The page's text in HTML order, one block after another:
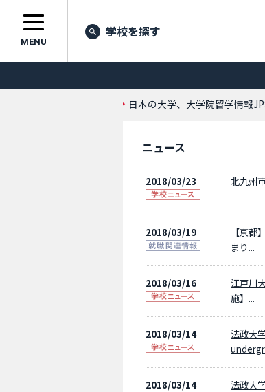
MENU
学校を探す
日本の大学、大学院留学情報
ニュース
2018/03/23 北九州
2018/03/19
【京
まり...
2018/03/16
江戸川
施】...
2018/03/14
法政大
2018/03/14
法政大